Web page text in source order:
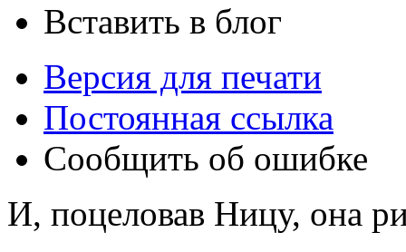
Вставить в блог
Версия для печати
Постоянная ссылка
Сообщить об ошибке
И, поцеловав Ницу, она